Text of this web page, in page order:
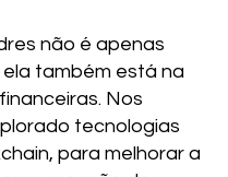
não é apenas
também está na
Nos
tecnologias
para melhorar a